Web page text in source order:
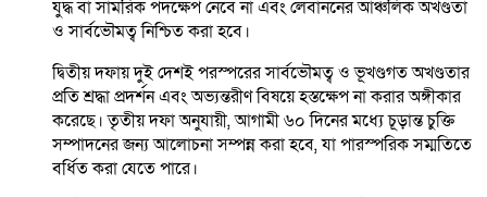
যুদ্ধ বা সামরিক পদক্ষেপ নেবে না এবং লেবাননের আঞ্চলিক অখণ্ডতা
ও সার্বভৌমত্ব নিশ্চিত করা হবে।
দ্বিতীয় দফায় দুই দেশই পরস্পরের সার্বভৌমত্ব ও ভূখণ্ডগত অখণ্ডতার
প্রতি শ্রদ্ধা প্রদর্শন এবং অভ্যন্তরীণ বিষয়ে হস্তক্ষেপ না করার অঙ্গীকার
করেছে। তৃতীয় দফা অনুযায়ী, আগামী ৬০ দিনের মধ্যে চূড়ান্ত চুক্তি
সম্পাদনের জন্য আলোচনা সম্পন্ন করা হবে, যা পারস্পরিক সম্মতিতে
বর্ধিত করা যেতে পারে।